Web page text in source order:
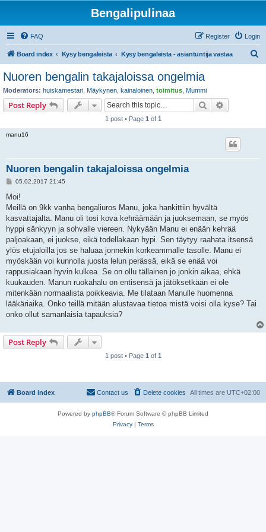
Bengalipulinaa
FAQ Login
Register
Board index Kysy bengaleista Kysy bengaleista - asiantuntija vastaa
Nuoren bengalin takajaloissa ongelmia
Moderators: huiskamestari Mäykynen kainaloinen toimitus Mummi
Post Reply Search
1 post • Page 1 of 1
manu16
Nuoren bengalin takajaloissa ongelmia
P
s
05.02.2017 21:45
Moi!
Meillä on 9kk vanha bengaliuros Manu, joka hankittiin hyvältä
kasvattajalta. Manu oli tosi kova kehräämään ja juoksemaan, se myös
hyppi sänkyyn ja sohvalle viereen. Nykyään Manu ei enään kehrää
paljoakaan, ei juokse, eikä todellakaan hypi. Sen täytyy raahata itsensä
ylös etujaloilla jos se haluaa jonnekin korkeammalle tasolle. Manu ei
myöskään voi kunnolla juosta lelun perässä, eikä se enää voi
rappusiakaan hyvin kulkea. Se on ollu tällainen jo jonkin aikaa, ehkä
kuukauden. Manun ruokahalu on entisensä ja jätöksetkään ei ole
mitenkään normaalista poikkeavia. Me tilataan Manulle huomenna
lääkäriaika. Onko teillä mitään alustavaa tietoa mistä voisi olla kyse? Tai
onko ollut samanlaisia tapauksia?
Post Reply
1 post • Page 1 of 1
Board index All times are UTC+02:00
Delete cookies
Contact us
Powered by phpBB® Forum Software © phpBB Limited
Privacy| Terms